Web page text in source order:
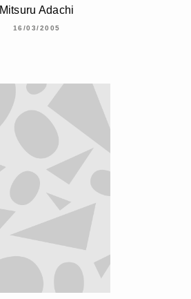
Mitsuru Adachi
16/03/2005